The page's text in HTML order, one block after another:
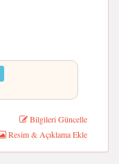
Bilgileri Güncelle
Resim & Açıklama Ekle